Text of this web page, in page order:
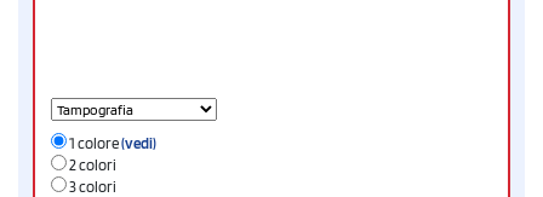
1 colore(vedi)
2 colori
3 colori